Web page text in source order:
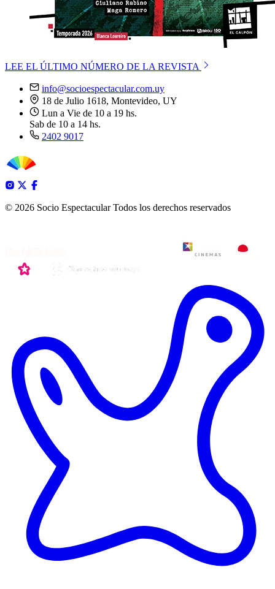
LEE EL ÚLTIMO NÚMERO DE LA REVISTA
info@socioespectacular.com.uy
18 de Julio 1618, Montevideo, UY
Lun a Vie de 10 a 19 hs.
Sab de 10 a 14 hs.
2402 9017
© 2026 Socio Espectacular Todos los derechos reservados